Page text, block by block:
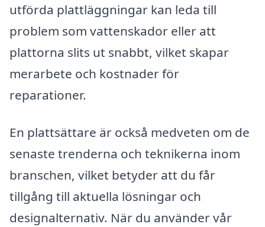
utförda plattläggningar kan leda till
problem som vattenskador eller att
plattorna slits ut snabbt, vilket skapar
merarbete och kostnader för
reparationer.
En plattsättare är också medveten om de
senaste trenderna och teknikerna inom
branschen, vilket betyder att du får
tillgång till aktuella lösningar och
designalternativ. När du använder vår